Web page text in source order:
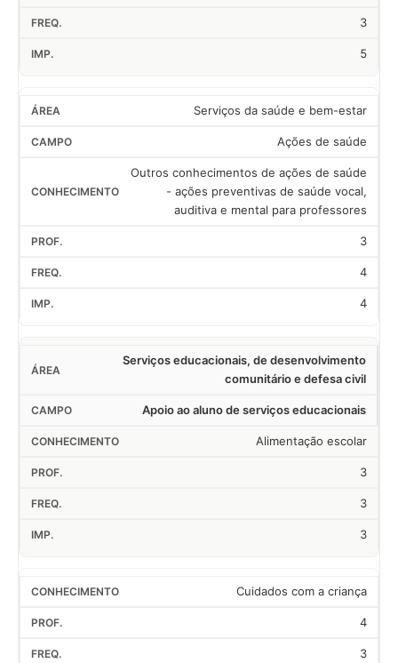
3
5
Serviços da saúde e bem-estar
Ações de saúde
Outros conhecimentos de ações de saúde
- ações preventivas de saúde vocal,
auditiva e mental para professores
3
4
4
Serviços educacionais, de desenvolvimento
comunitário e defesa civil
Apoio ao aluno de serviços educacionais
Alimentação escolar
3
3
3
Cuidados com a criança
4
3